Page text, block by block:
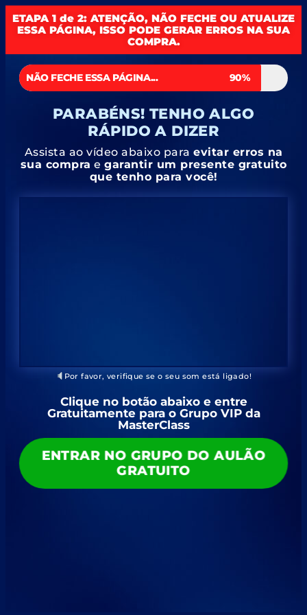
ETAPA 1 de 2: ATENÇÃO, NÃO FECHE OU ATUALIZE
ESSA PÁGINA, ISSO PODE GERAR ERROS NA SUA
COMPRA.
NÃO FECHE ESSA PÁGINA... 90%
PARABÉNS! TENHO ALGO
RÁPIDO A DIZER
Assista ao vídeo abaixo para evitar erros na
sua compra e garantir um presente gratuito
que tenho para você!
Por favor, verifique se o seu som está ligado!
Clique no botão abaixo e entre
Gratuitamente para o Grupo VIP da
MasterClass
ENTRAR NO GRUPO DO AULÃO
GRATUITO